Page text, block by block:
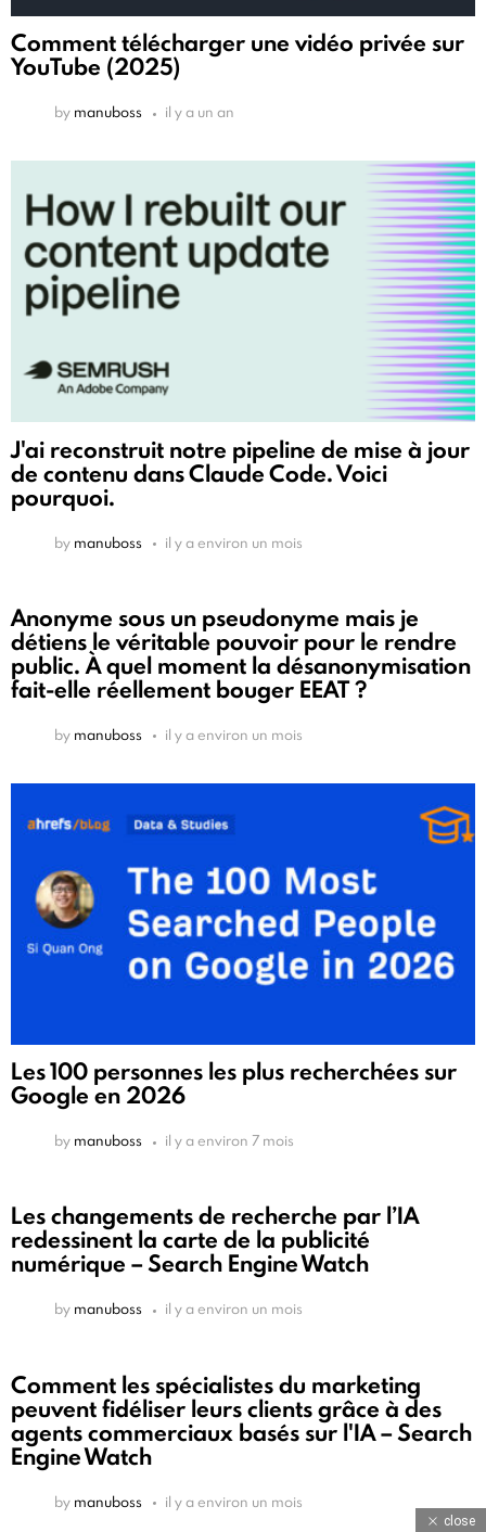
Comment télécharger une vidéo privée sur
YouTube (2025)
by manuboss il y a un an
J'ai reconstruit notre pipeline de mise à jour
de contenu dans Claude Code. Voici
pourquoi.
by manuboss il y a environ un mois
Anonyme sous un pseudonyme mais je
détiens le véritable pouvoir pour le rendre
public. À quel moment la désanonymisation
fait-elle réellement bouger EEAT ?
by manuboss il y a environ un mois
Les 100 personnes les plus recherchées sur
Google en 2026
by manuboss il y a environ 7 mois
Les changements de recherche par l’IA
redessinent la carte de la publicité
numérique – Search Engine Watch
by manuboss il y a environ un mois
Comment les spécialistes du marketing
peuvent fidéliser leurs clients grâce à des
agents commerciaux basés sur l'IA – Search
Engine Watch
by manuboss il y a environ un mois
close